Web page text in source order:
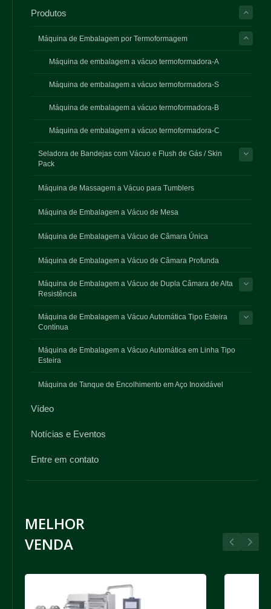
Produtos
Máquina de Embalagem por Termoformagem
Máquina de embalagem a vácuo termoformadora-A
Máquina de embalagem a vácuo termoformadora-S
Máquina de embalagem a vácuo termoformadora-B
Máquina de embalagem a vácuo termoformadora-C
Seladora de Bandejas com Vácuo e Flush de Gás / Skin
Pack
Máquina de Massagem a Vácuo para Tumblers
Máquina de Embalagem a Vácuo de Mesa
Máquina de Embalagem a Vácuo de Câmara Única
Máquina de Embalagem a Vácuo de Câmara Profunda
Máquina de Embalagem a Vácuo de Dupla Câmara de Alta
Resistência
Máquina de Embalagem a Vácuo Automática Tipo Esteira
Contínua
Máquina de Embalagem a Vácuo Automática em Linha Tipo
Esteira
Máquina de Tanque de Encolhimento em Aço Inoxidável
Vídeo
Notícias e Eventos
Entre em contato
MELHOR
VENDA